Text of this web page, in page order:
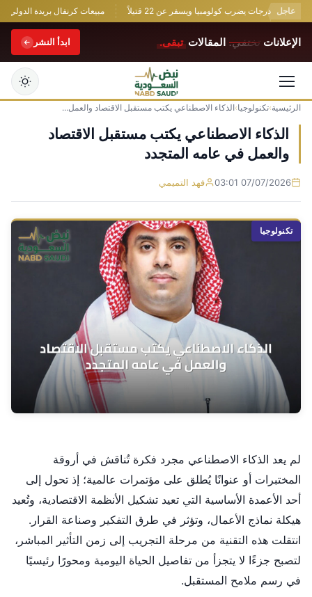
عاجل مبيعات كرنفال بريدة الدولي للتمور تتجاوز 17.9 مليون ريال
الإعلانات تختفي. المقالات تبقى. ابدأ النشر
التجاوز
إلى
المحتوى
الرئيسية›تكنولوجيا›الذكاء الاصطناعي يكتب مستقبل الاقتصاد والعمل...
الذكاء الاصطناعي يكتب مستقبل الاقتصاد
والعمل في عامه المتجدد
07/07/2026 03:01 فهد التميمي
تكنولوجيا
لم يعد الذكاء الاصطناعي مجرد فكرة تُناقش في أروقة
المختبرات أو عنوانًا يُطلق على مؤتمرات عالمية؛ إذ تحول إلى
أحد الأعمدة الأساسية التي تعيد تشكيل الأنظمة الاقتصادية، وتُعيد
هيكلة نماذج الأعمال، وتؤثر في طرق التفكير وصناعة القرار.
انتقلت هذه التقنية من مرحلة التجريب إلى زمن التأثير المباشر،
لتصبح جزءًا لا يتجزأ من تفاصيل الحياة اليومية ومحورًا رئيسيًا
في رسم ملامح المستقبل.